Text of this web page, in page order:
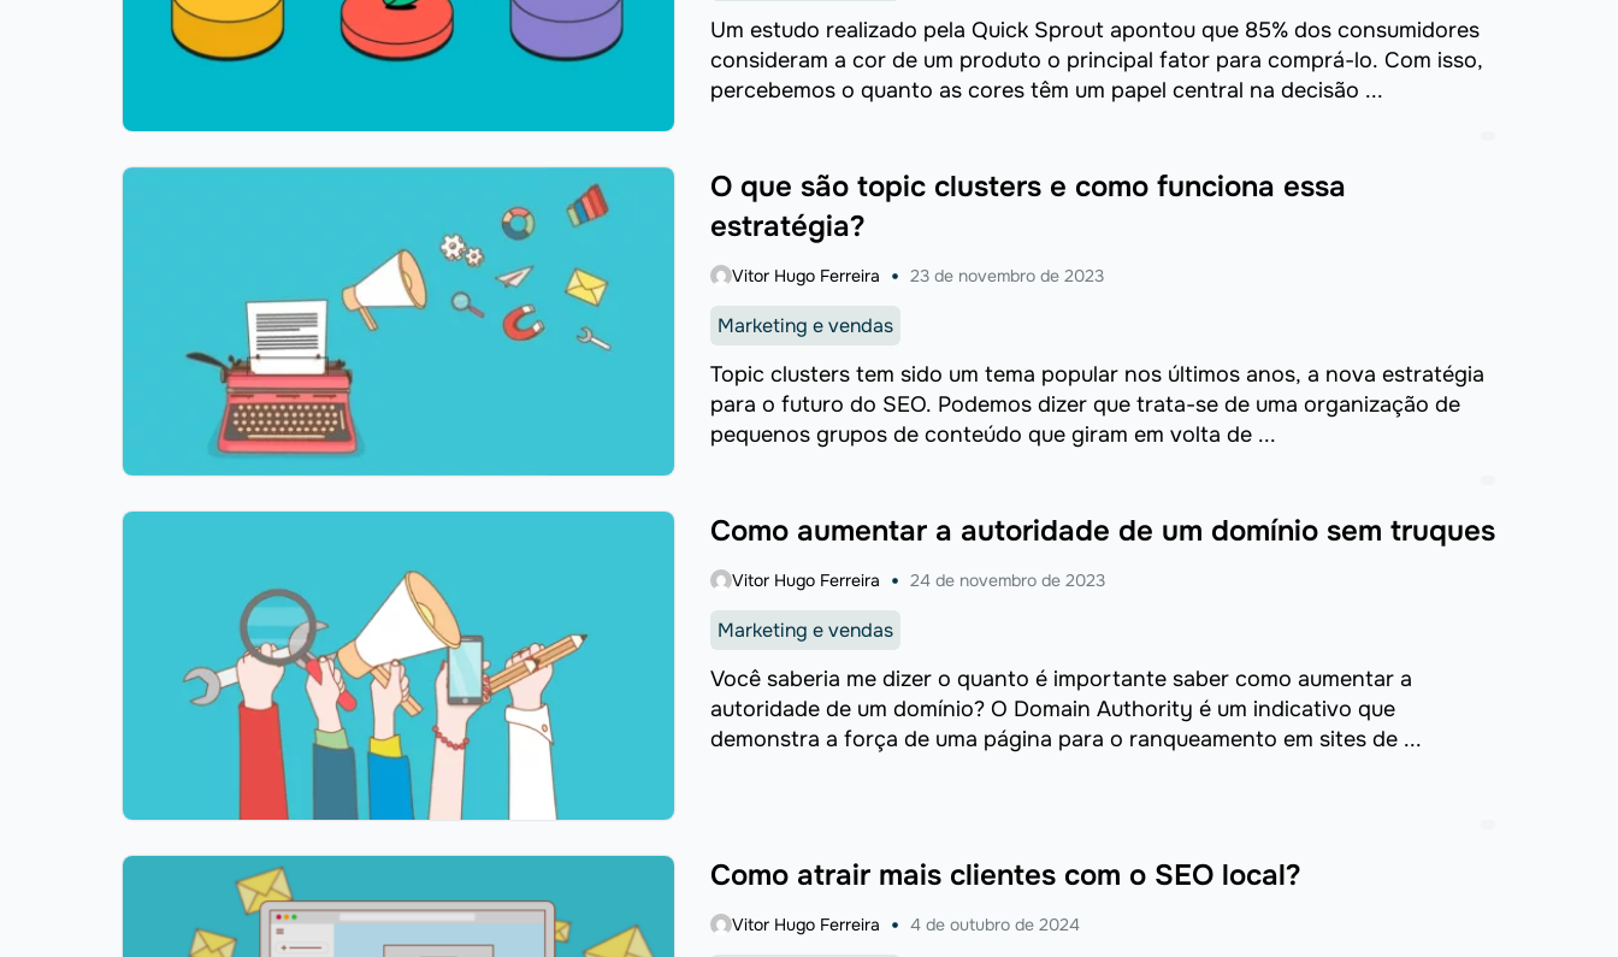
Um estudo realizado pela Quick Sprout apontou que 85% dos consumidores
consideram a cor de um produto o principal fator para comprá-lo. Com isso,
percebemos o quanto as cores têm um papel central na decisão ...
O que são topic clusters e como funciona essa
estratégia?
Vitor Hugo Ferreira 23 de novembro de 2023
Marketing e vendas
Topic clusters tem sido um tema popular nos últimos anos, a nova estratégia
para o futuro do SEO. Podemos dizer que trata-se de uma organização de
pequenos grupos de conteúdo que giram em volta de ...
Como aumentar a autoridade de um domínio sem truques
Vitor Hugo Ferreira 24 de novembro de 2023
Marketing e vendas
Você saberia me dizer o quanto é importante saber como aumentar a
autoridade de um domínio? O Domain Authority é um indicativo que
demonstra a força de uma página para o ranqueamento em sites de ...
Como atrair mais clientes com o SEO local?
Vitor Hugo Ferreira 4 de outubro de 2024